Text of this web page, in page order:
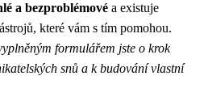
a bezproblémové a existuje
které vám s tím pomohou.
formulářem jste o krok
snů a k budování vlastní